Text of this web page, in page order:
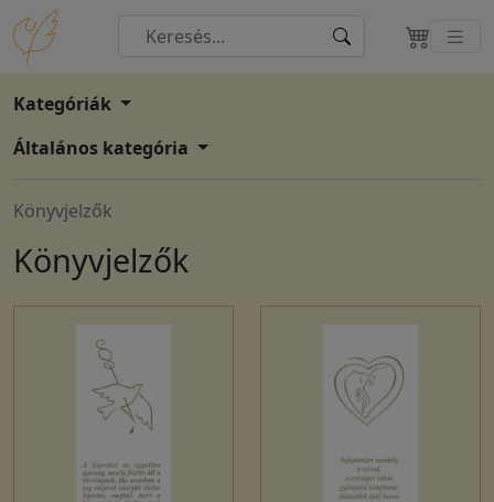
Kategóriák
Általános kategória
Könyvjelzők
Könyvjelzők